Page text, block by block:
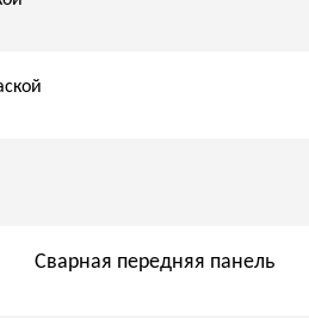
Сварная передняя панель